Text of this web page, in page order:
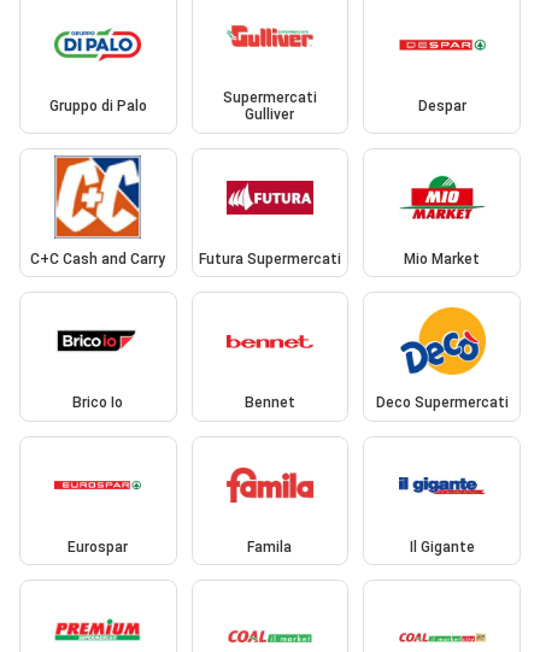
Gruppo di Palo
Supermercati
Gulliver
Despar
C+C Cash and Carry Futura Supermercati Mio Market
Brico Io Bennet Deco Supermercati
Eurospar Famila Il Gigante